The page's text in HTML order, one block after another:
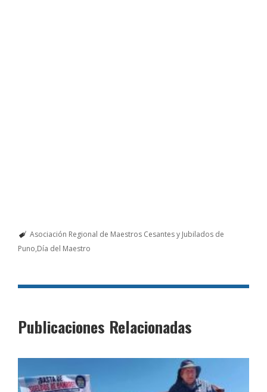
Asociación Regional de Maestros Cesantes y Jubilados de
Puno Día del Maestro
Publicaciones Relacionadas